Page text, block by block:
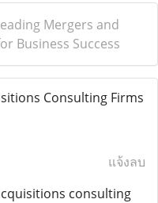
Mergers and
Business Success
Consulting Firms
แจ้งลบ
consulting